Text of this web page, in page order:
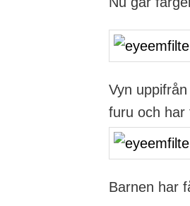
Vyn
furu och har
Barnen har